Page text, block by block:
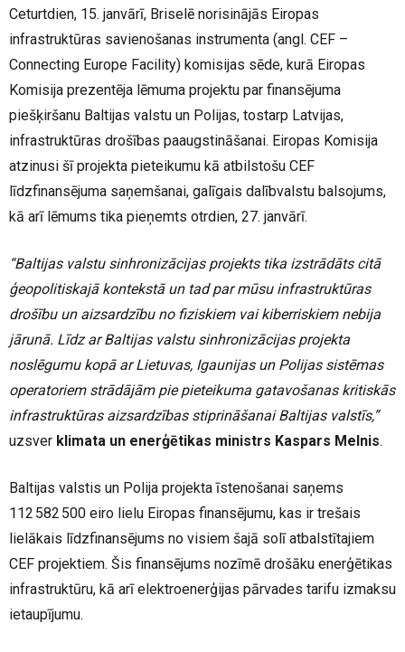
Ceturtdien, 15. janvārī, Briselē norisinājās Eiropas
infrastruktūras savienošanas instrumenta (angl. CEF –
Connecting Europe Facility) komisijas sēde, kurā Eiropas
Komisija prezentēja lēmuma projektu par finansējuma
piešķiršanu Baltijas valstu un Polijas, tostarp Latvijas,
infrastruktūras drošības paaugstināšanai. Eiropas Komisija
atzinusi šī projekta pieteikumu kā atbilstošu CEF
līdzfinansējuma saņemšanai, galīgais dalībvalstu balsojums,
kā arī lēmums tika pieņemts otrdien, 27. janvārī.
“Baltijas valstu sinhronizācijas projekts tika izstrādāts citā
ģeopolitiskajā kontekstā un tad par mūsu infrastruktūras
drošību un aizsardzību no fiziskiem vai kiberriskiem nebija
jārunā. Līdz ar Baltijas valstu sinhronizācijas projekta
noslēgumu kopā ar Lietuvas, Igaunijas un Polijas sistēmas
operatoriem strādājām pie pieteikuma gatavošanas kritiskās
infrastruktūras aizsardzības stiprināšanai Baltijas valstīs,”
uzsver klimata un enerģētikas ministrs Kaspars Melnis.
Baltijas valstis un Polija projekta īstenošanai saņems
112 582 500 eiro lielu Eiropas finansējumu, kas ir trešais
lielākais līdzfinansējums no visiem šajā solī atbalstītajiem
CEF projektiem. Šis finansējums nozīmē drošāku enerģētikas
infrastruktūru, kā arī elektroenerģijas pārvades tarifu izmaksu
ietaupījumu.